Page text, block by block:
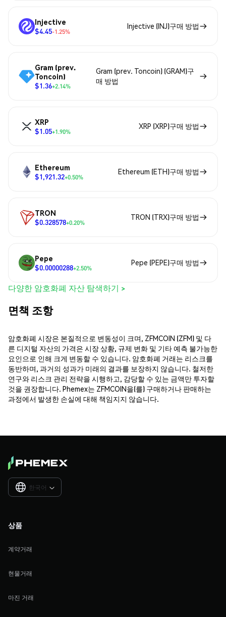
Injective
$4.45-1.25%
Injective (INJ)구매 방법
Gram (prev.
Toncoin)
$1.36+2.14%
Gram (prev. Toncoin) (GRAM)구
매 방법
XRP
$1.05+1.90%
XRP (XRP)구매 방법
Ethereum
$1,921.32+0.50%
Ethereum (ETH)구매 방법
TRON
$0.328578+0.20%
TRON (TRX)구매 방법
Pepe
$0.00000288+2.50%
Pepe (PEPE)구매 방법
다양한 암호화폐 자산 탐색하기 >
면책 조항
암호화폐 시장은 본질적으로 변동성이 크며, ZFMCOIN (ZFM) 및 다
른 디지털 자산의 가격은 시장 상황, 규제 변화 및 기타 예측 불가능한
요인으로 인해 크게 변동할 수 있습니다. 암호화폐 거래는 리스크를
동반하며, 과거의 성과가 미래의 결과를 보장하지 않습니다. 철저한
연구와 리스크 관리 전략을 시행하고, 감당할 수 있는 금액만 투자할
것을 권장합니다. Phemex는 ZFMCOIN을(를) 구매하거나 판매하는
과정에서 발생한 손실에 대해 책임지지 않습니다.
한국어 
상품
계약거래
현물거래
마진 거래